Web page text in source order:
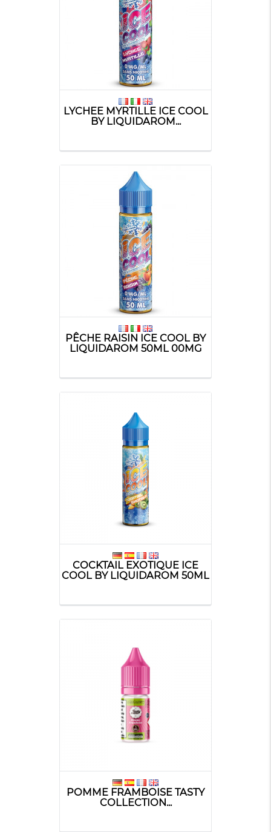
LYCHEE MYRTILLE ICE COOL
BY LIQUIDAROM...
PÊCHE RAISIN ICE COOL BY
LIQUIDAROM 50ML 00MG
COCKTAIL EXOTIQUE ICE
COOL BY LIQUIDAROM 50ML
POMME FRAMBOISE TASTY
COLLECTION...